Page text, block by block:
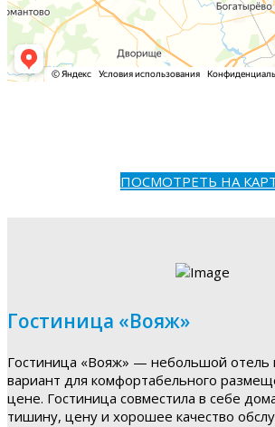
ПОСМОТРЕТЬ НА
Гостиница «Вояж»
Гостиница «Вояж» — небольшой отель
вариант для комфортабельного
цене. Гостиница совместила в себе
тишину, цену и хорошее качество